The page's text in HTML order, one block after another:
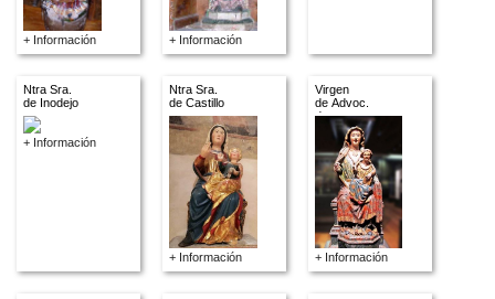
+ Información + Información
Ntra Sra.
de Inodejo
+ Información
Ntra Sra.
de Castillo
+ Información
Virgen
de Advoc.
descon.
+ Información